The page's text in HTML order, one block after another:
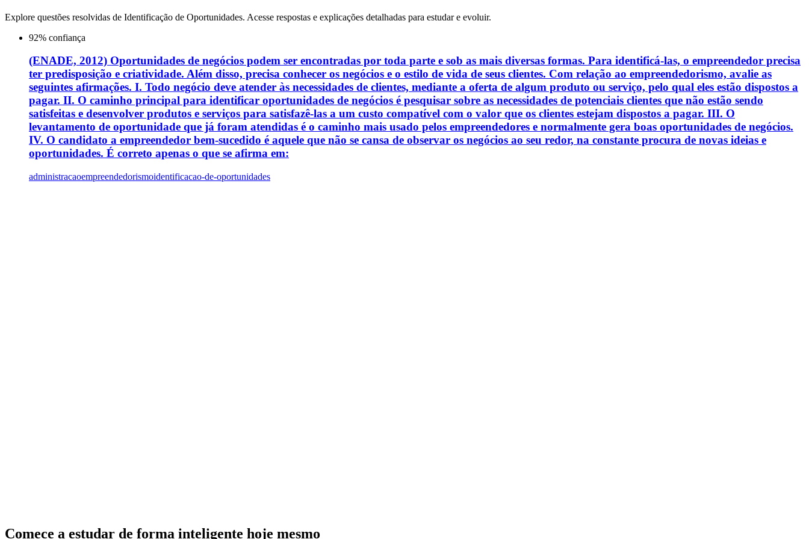
Explore questões resolvidas de Identificação de Oportunidades. Acesse respostas e explicações detalhadas para estudar e evoluir.
92% confiança
(ENADE, 2012) Oportunidades de negócios podem ser encontradas por toda parte e sob as mais diversas formas. Para identificá-las, o empreendedor precisa
ter predisposição e criatividade. Além disso, precisa conhecer os negócios e o estilo de vida de seus clientes. Com relação ao empreendedorismo, avalie as
seguintes afirmações. I. Todo negócio deve atender às necessidades de clientes, mediante a oferta de algum produto ou serviço, pelo qual eles estão dispostos a
pagar. II. O caminho principal para identificar oportunidades de negócios é pesquisar sobre as necessidades de potenciais clientes que não estão sendo
satisfeitas e desenvolver produtos e serviços para satisfazê-las a um custo compatível com o valor que os clientes estejam dispostos a pagar. III. O
levantamento de oportunidade que já foram atendidas é o caminho mais usado pelos empreendedores e normalmente gera boas oportunidades de negócios.
IV. O candidato a empreendedor bem-sucedido é aquele que não se cansa de observar os negócios ao seu redor, na constante procura de novas ideias e
oportunidades. É correto apenas o que se afirma em:
administracaoempreendedorismoidentificacao-de-oportunidades
Comece a estudar de forma inteligente hoje mesmo